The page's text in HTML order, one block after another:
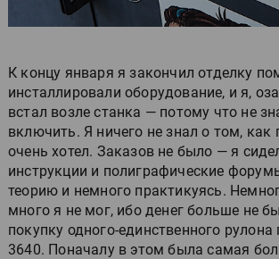
К концу января я закончил отделку
инсталлировали оборудование, и я,
встал возле станка — потому что не
включить. Я ничего не знал о том, как
очень хотел. Заказов не было — я
инструкции и полиграфические
теорию и немного практикуясь.
много я не мог, ибо денег больше не
покупку одного-единственного рулона
3640. Поначалу в этом была самая